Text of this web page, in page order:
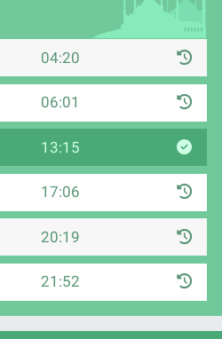
04:20
06:01
13:15
17:06
20:19
21:52